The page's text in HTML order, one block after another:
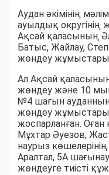
Аудан әкімінің
ауылдық округінің
Ақсай қаласының
Батыс, Жайлау,
жөндеу
Ал Ақсай
жөндеу және 10
№4 шағын ауданның
жөндеу
жоспарланған.
Мұхтар Әуезов,
наурыз
Аралтал, 5А
жөндеуге тиісті